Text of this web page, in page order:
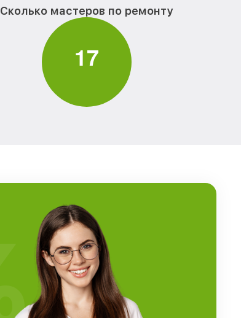
Сколько мастеров по ремонту
17
%